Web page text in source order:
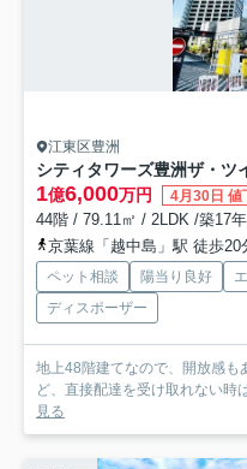
江東区豊洲
シティタワーズ豊洲ザ・ツ
1億6,000万円 4月30日 値
44階 / 79.11㎡ / 2LDK /築17年
京葉線「越中島」駅 徒歩20
ペット相談 陽当り良好
ディスポーザー
地上48階建てなので、開放感も
ど、直接配達を受け取れない時
見る